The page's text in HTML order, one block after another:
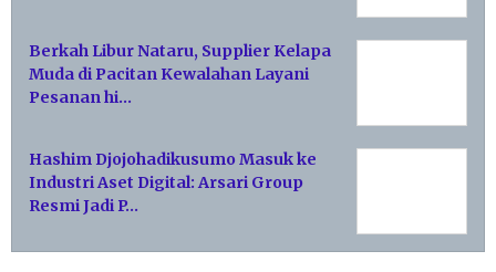
Berkah Libur Nataru, Supplier Kelapa
Muda di Pacitan Kewalahan Layani
Pesanan hi…
Hashim Djojohadikusumo Masuk ke
Industri Aset Digital: Arsari Group
Resmi Jadi P…